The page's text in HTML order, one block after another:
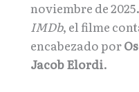
noviembre de
IMDb, el filme
encabezado por
Jacob Elordi.